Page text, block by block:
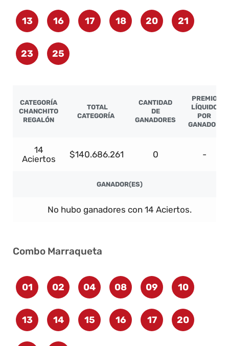
13 16 17 18 20 21
23 25
CATEGORÍA
CHANCHITO
REGALÓN
TOTAL
CATEGORÍA
CANTIDAD
DE
GANADORES
PREMIO
LÍQUIDO
POR
GANADOR
14
Aciertos
$140.686.261 0 -
GANADOR(ES)
No hubo ganadores con 14 Aciertos.
Combo Marraqueta
01 02 04 08 09 10
13 14 15 16 17 20